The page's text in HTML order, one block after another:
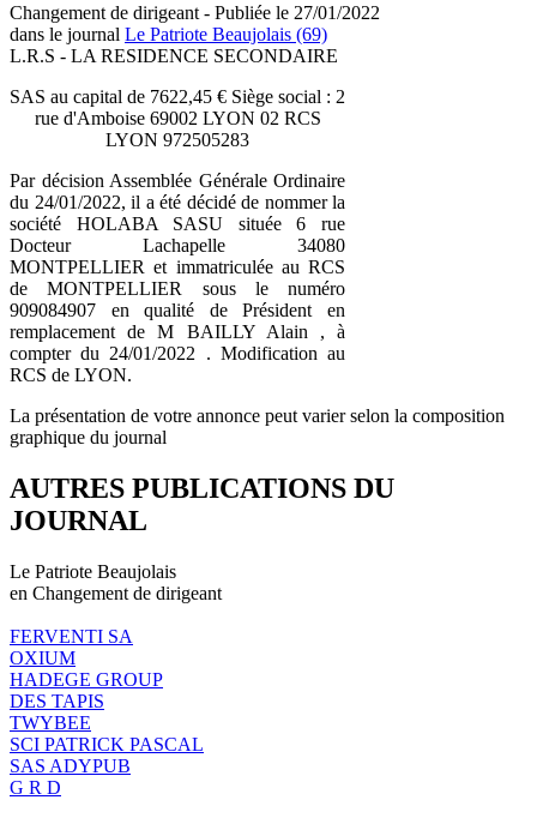
Changement de dirigeant - Publiée le 27/01/2022
dans le journal Le Patriote Beaujolais (69)
L.R.S - LA RESIDENCE SECONDAIRE
SAS au capital de 7622,45 € Siège social : 2
rue d'Amboise 69002 LYON 02 RCS
LYON 972505283
Par décision Assemblée Générale Ordinaire
du 24/01/2022, il a été décidé de nommer la
société HOLABA SASU située 6 rue
Docteur Lachapelle 34080
MONTPELLIER et immatriculée au RCS
de MONTPELLIER sous le numéro
909084907 en qualité de Président en
remplacement de M BAILLY Alain , à
compter du 24/01/2022 . Modification au
RCS de LYON.
La présentation de votre annonce peut varier selon la composition
graphique du journal
AUTRES PUBLICATIONS DU
JOURNAL
Le Patriote Beaujolais
en Changement de dirigeant
FERVENTI SA
OXIUM
HADEGE GROUP
DES TAPIS
TWYBEE
SCI PATRICK PASCAL
SAS ADYPUB
G R D